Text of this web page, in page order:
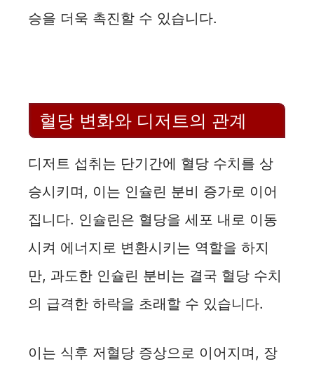
승을 더욱 촉진할 수 있습니다.
혈당 변화와 디저트의 관계
디저트 섭취는 단기간에 혈당 수치를 상
승시키며, 이는 인슐린 분비 증가로 이어
집니다. 인슐린은 혈당을 세포 내로 이동
시켜 에너지로 변환시키는 역할을 하지
만, 과도한 인슐린 분비는 결국 혈당 수치
의 급격한 하락을 초래할 수 있습니다.
이는 식후 저혈당 증상으로 이어지며, 장